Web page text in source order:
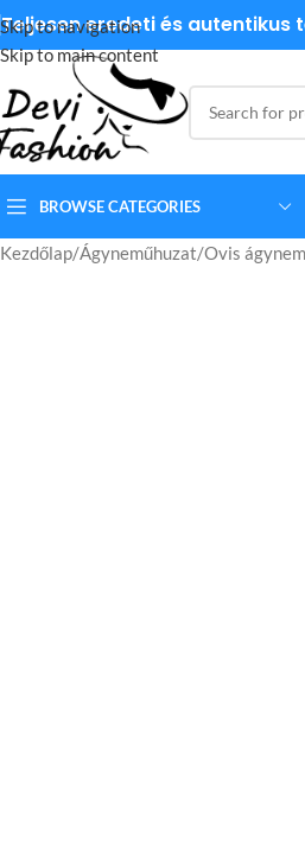
Skip to navigation
Skip to main content
Teljesen eredeti és autentikus
BROWSE CATEGORIES
Kezdőlap Ágyneműhuzat Ovis